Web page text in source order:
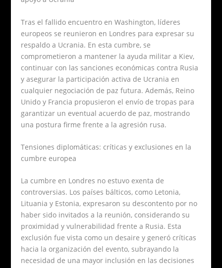
Tras el fallido encuentro en Washington, líderes
europeos se reunieron en Londres para expresar su
respaldo a Ucrania. En esta cumbre, se
comprometieron a mantener la ayuda militar a Kiev,
continuar con las sanciones económicas contra Rusia
y asegurar la participación activa de Ucrania en
cualquier negociación de paz futura. Además, Reino
Unido y Francia propusieron el envío de tropas para
garantizar un eventual acuerdo de paz, mostrando
una postura firme frente a la agresión rusa.
Tensiones diplomáticas: críticas y exclusiones en la
cumbre europea
La cumbre en Londres no estuvo exenta de
controversias. Los países bálticos, como Letonia,
Lituania y Estonia, expresaron su descontento por no
haber sido invitados a la reunión, considerando su
proximidad y vulnerabilidad frente a Rusia. Esta
exclusión fue vista como un desaire y generó críticas
hacia la organización del evento, subrayando la
necesidad de una mayor inclusión en las decisiones